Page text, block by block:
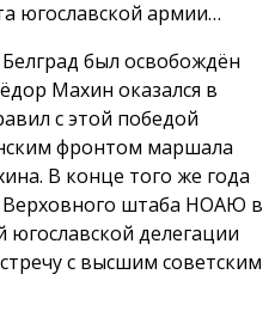
югославской армии…
был освобождён
Махин оказался в
с этой победой
фронтом маршала
В конце того же года
Верховного штаба НОАЮ в
югославской делегации
с высшим советским